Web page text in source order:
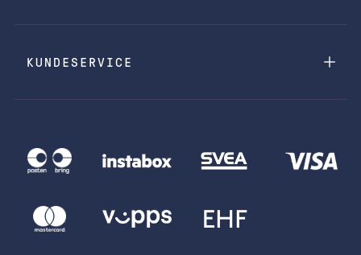
KUNDESERVICE